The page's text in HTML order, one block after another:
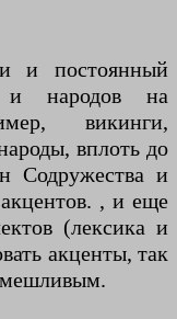
и постоянный
и народов на
викинги,
вплоть до
Содружества и
, и еще
(лексика и
акценты, так